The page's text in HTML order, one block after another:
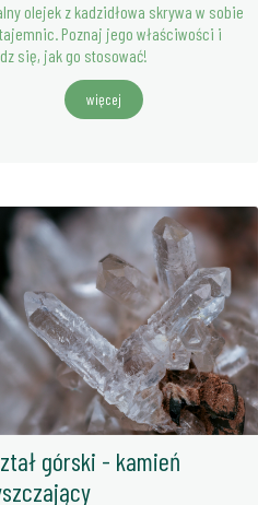
olejek z kadzidłowa skrywa w sobie
Poznaj jego właściwości i
się, jak go stosować!
więcej
górski - kamień
u św. Hildegardy